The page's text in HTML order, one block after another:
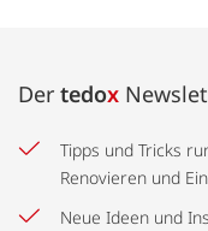
Der tedox
Tipps und Tricks
Renovieren und
Neue Ideen und